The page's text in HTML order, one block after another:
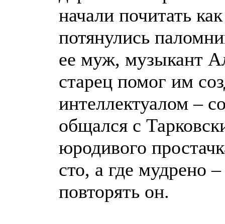
начали почитать
потянулись
ее муж, музыкант
старец помог им
интеллектуалом –
общался с
юродивого
сто, а где мудрено
повторять он.